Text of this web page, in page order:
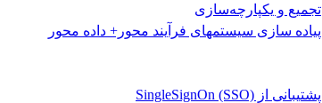
تجمیع و یکپارچه‌سازی
پیاده سازی سیستمهای فرآیند محور+ داده محور
پشتیبانی از SingleSignOn (SSO)